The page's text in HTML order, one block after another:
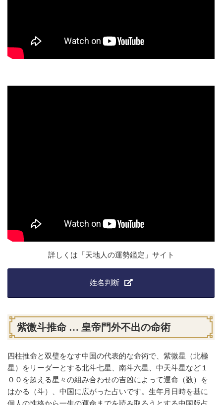
詳しくは「天地人の運勢鑑定」サイト
姓名判断
紫微斗推命 … 皇帝門外不出の命術
四柱推命と双璧をなす中国の代表的な命術で、紫微星（北極
星）をリーダーとする北斗七星、南斗六星、中天斗星など１
００を超える星々の組み合わせの吉凶によって運命（数）を
はかる（斗）、中国に広がった占いです。生年月日時を基に
個人の性格から一生の運命までを読み取ろうとする中国版占